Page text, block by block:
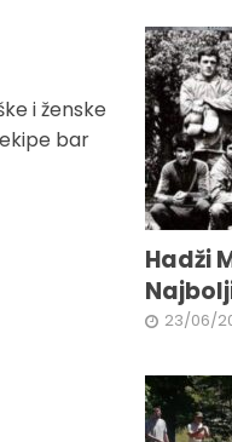
i ženske
bar
Hadži
23/06/